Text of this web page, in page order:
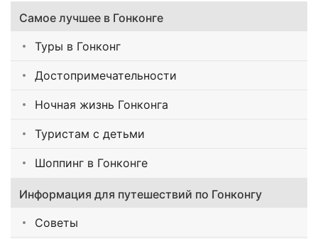
Самое лучшее в Гонконге
Туры в Гонконг
Достопримечательности
Ночная жизнь Гонконга
Туристам с детьми
Шоппинг в Гонконге
Информация для путешествий по Гонконгу
Советы